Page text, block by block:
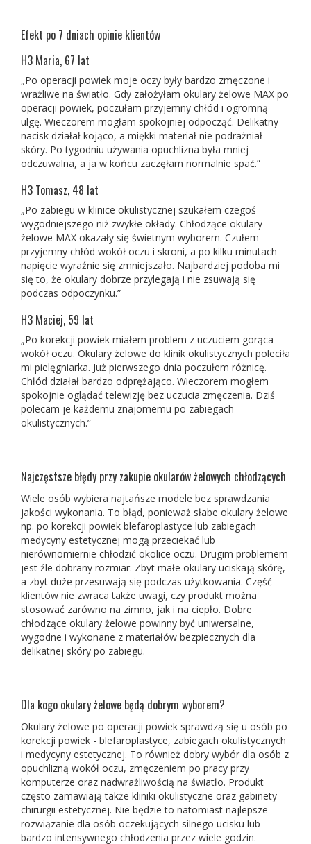
Efekt po 7 dniach opinie klientów
H3 Maria, 67 lat
„Po operacji powiek moje oczy były bardzo zmęczone i
wrażliwe na światło. Gdy założyłam okulary żelowe MAX po
operacji powiek, poczułam przyjemny chłód i ogromną
ulgę. Wieczorem mogłam spokojniej odpocząć. Delikatny
nacisk działał kojąco, a miękki materiał nie podrażniał
skóry. Po tygodniu używania opuchlizna była mniej
odczuwalna, a ja w końcu zaczęłam normalnie spać.”
H3 Tomasz, 48 lat
„Po zabiegu w klinice okulistycznej szukałem czegoś
wygodniejszego niż zwykłe okłady. Chłodzące okulary
żelowe MAX okazały się świetnym wyborem. Czułem
przyjemny chłód wokół oczu i skroni, a po kilku minutach
napięcie wyraźnie się zmniejszało. Najbardziej podoba mi
się to, że okulary dobrze przylegają i nie zsuwają się
podczas odpoczynku.”
H3 Maciej, 59 lat
„Po korekcji powiek miałem problem z uczuciem gorąca
wokół oczu. Okulary żelowe do klinik okulistycznych poleciła
mi pielęgniarka. Już pierwszego dnia poczułem różnicę.
Chłód działał bardzo odprężająco. Wieczorem mogłem
spokojnie oglądać telewizję bez uczucia zmęczenia. Dziś
polecam je każdemu znajomemu po zabiegach
okulistycznych.”
Najczęstsze błędy przy zakupie okularów żelowych chłodzących
Wiele osób wybiera najtańsze modele bez sprawdzania
jakości wykonania. To błąd, ponieważ słabe okulary żelowe
np. po korekcji powiek blefaroplastyce lub zabiegach
medycyny estetycznej mogą przeciekać lub
nierównomiernie chłodzić okolice oczu. Drugim problemem
jest źle dobrany rozmiar. Zbyt małe okulary uciskają skórę,
a zbyt duże przesuwają się podczas użytkowania. Część
klientów nie zwraca także uwagi, czy produkt można
stosować zarówno na zimno, jak i na ciepło. Dobre
chłodzące okulary żelowe powinny być uniwersalne,
wygodne i wykonane z materiałów bezpiecznych dla
delikatnej skóry po zabiegu.
Dla kogo okulary żelowe będą dobrym wyborem?
Okulary żelowe po operacji powiek sprawdzą się u osób po
korekcji powiek - blefaroplastyce, zabiegach okulistycznych
i medycyny estetycznej. To również dobry wybór dla osób z
opuchlizną wokół oczu, zmęczeniem po pracy przy
komputerze oraz nadwrażliwością na światło. Produkt
często zamawiają także kliniki okulistyczne oraz gabinety
chirurgii estetycznej. Nie będzie to natomiast najlepsze
rozwiązanie dla osób oczekujących silnego ucisku lub
bardzo intensywnego chłodzenia przez wiele godzin.